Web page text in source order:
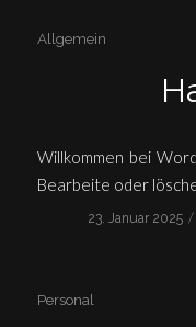
Allgemein
Willkommen bei
Bearbeite oder
23. Januar 2025 /
Personal